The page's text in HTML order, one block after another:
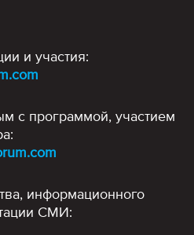
и участия:
с программой, участием
информационного
СМИ: